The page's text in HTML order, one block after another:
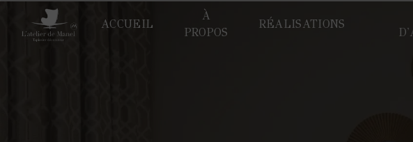
ACCUEIL
À
PROPOS
RÉALISATIONS
Panneau de gestion des cookies